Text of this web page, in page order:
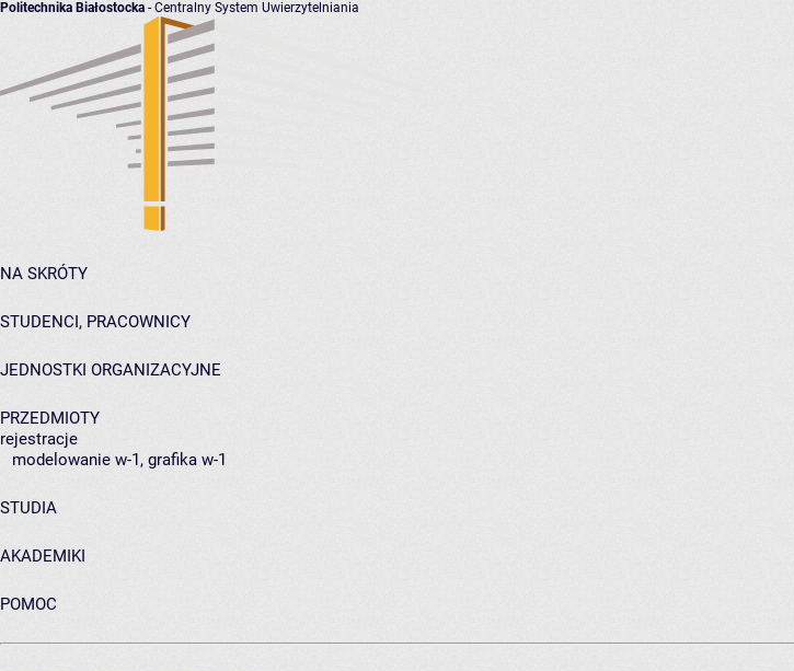
Politechnika Białostocka - Centralny System Uwierzytelniania
NA SKRÓTY
STUDENCI, PRACOWNICY
JEDNOSTKI ORGANIZACYJNE
PRZEDMIOTY
rejestracje
modelowanie w-1, grafika w-1
STUDIA
AKADEMIKI
POMOC